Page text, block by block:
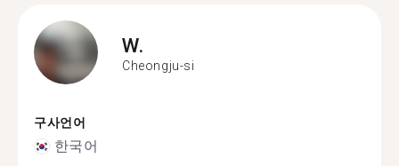
W.
Cheongju-si
구사언어
한국어